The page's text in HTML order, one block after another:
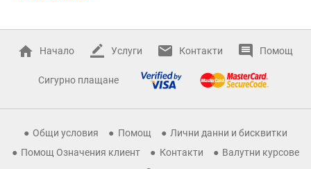
Начало Услуги Контакти Помощ
Сигурно плащане
Общи условия Помощ
Лични данни и бисквитки
Помощ Означения клиент
Контакти
Валутни курсове